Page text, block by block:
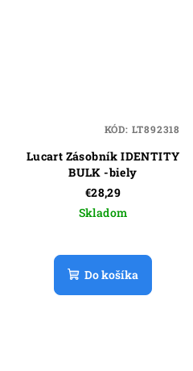
Lucart Zásobník IDENTITY
BULK -biely
€28,29
Skladom
Do košíka
KÓD: LT892318